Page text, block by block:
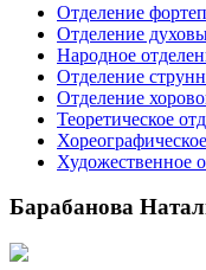
Отделение
Отделение
Народное
Отделение
Отделение
Теоретическое
Художественное
Барабанова